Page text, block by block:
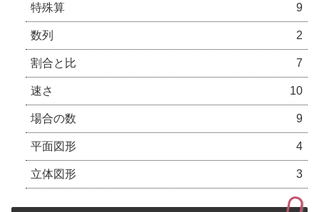
特殊算 9
数列 2
割合と比 7
速さ 10
場合の数 9
平面図形 4
立体図形 3